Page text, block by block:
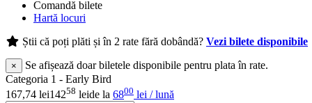
Comandă bilete
Hartă locuri
Știi că poți plăti și în 2 rate fără dobândă? Vezi bilete disponibile
×
Se afișează doar biletele disponibile pentru plata în rate.
Categoria 1 - Early Bird
167,74 lei14258 leide la 6800 lei / lună